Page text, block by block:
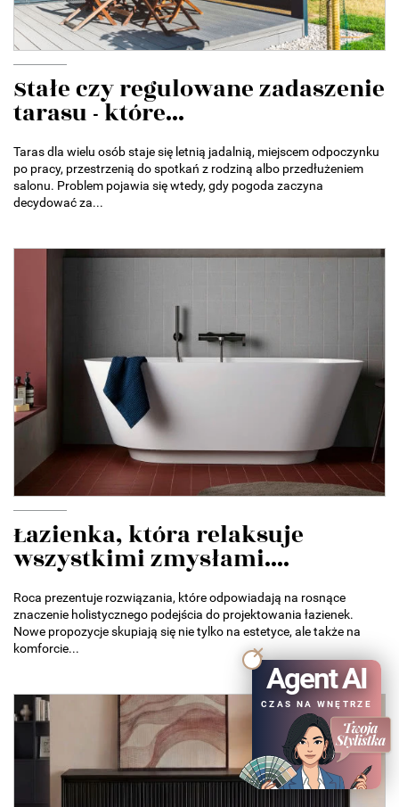
Stałe czy regulowane zadaszenie
tarasu - które...
Taras dla wielu osób staje się letnią jadalnią, miejscem odpoczynku
po pracy, przestrzenią do spotkań z rodziną albo przedłużeniem
salonu. Problem pojawia się wtedy, gdy pogoda zaczyna
decydować za...
Łazienka, która relaksuje
wszystkimi zmysłami....
Roca prezentuje rozwiązania, które odpowiadają na rosnące
znaczenie holistycznego podejścia do projektowania łazienek.
Nowe propozycje skupiają się nie tylko na estetyce, ale także na
komforcie...
Agent AI
CZAS NA WNĘTRZE